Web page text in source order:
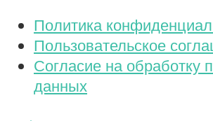
Политика
Пользовательское
Согласие на обработку
данных